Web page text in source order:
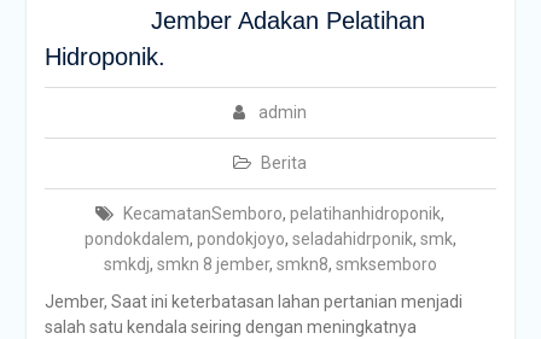
Jember Adakan Pelatihan
Hidroponik.
admin
Berita
KecamatanSemboro,pelatihanhidroponik,
pondokdalem, pondokjoyo, seladahidrponik, smk,
smkdj, smkn 8 jember, smkn8, smksemboro
Jember, Saat ini keterbatasan lahan pertanian menjadi
salah satu kendala seiring dengan meningkatnya